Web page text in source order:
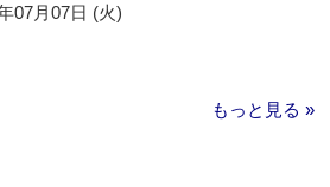
07月07日 (火)
もっと見る »